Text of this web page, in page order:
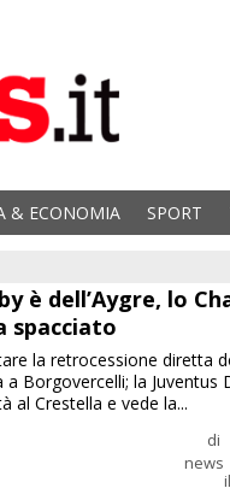
& ECONOMIA SPORT
è dell’Aygre, lo
spacciato
di
news
la retrocessione diretta
a Borgovercelli; la Juventus
al Crestella e vede la...